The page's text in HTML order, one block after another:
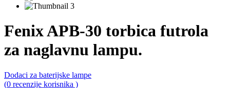
Fenix APB-30 torbica futrola
za naglavnu lampu.
Dodaci za baterijske lampe
0,0
(0 recenzije korisnika )